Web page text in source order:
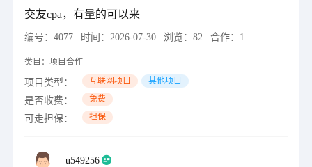
交友cpa，有量的可以来
编号： 4077 时间： 2026-07-30 浏览： 82 合作： 1
类目： 项目合作
项目类型： 互联网项目 其他项目
是否收费： 免费
可走担保： 担保
u549256